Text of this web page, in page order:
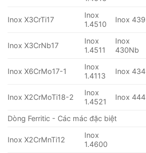
Inox X3CrTi17
Inox
1.4510
Inox 439
Inox X3CrNb17
Inox
1.4511
Inox
430Nb
Inox X6CrMo17-1
Inox
1.4113
Inox 434
Inox X2CrMoTi18-2
Inox
1.4521
Inox 444
Dòng Ferritic - Các mác đặc biệt
Inox X2CrMnTi12
Inox
1.4600